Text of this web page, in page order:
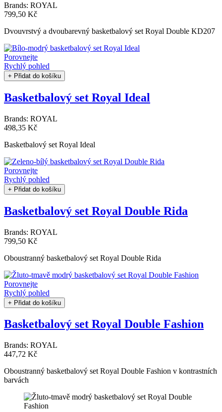
Brands: ROYAL
799,50 Kč
Dvouvrstvý a dvoubarevný basketbalový set Royal Double KD207
Porovnejte
Rychlý pohled
+ Přidat do košíku
Basketbalový set Royal Ideal
Brands: ROYAL
498,35 Kč
Basketbalový set Royal Ideal
Porovnejte
Rychlý pohled
+ Přidat do košíku
Basketbalový set Royal Double Rida
Brands: ROYAL
799,50 Kč
Oboustranný basketbalový set Royal Double Rida
Porovnejte
Rychlý pohled
+ Přidat do košíku
Basketbalový set Royal Double Fashion
Brands: ROYAL
447,72 Kč
Oboustranný basketbalový set Royal Double Fashion v kontrastních
barvách